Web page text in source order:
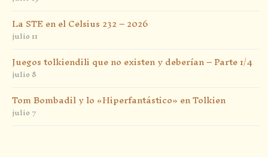
La STE en el Celsius 232 – 2026
julio 11
Juegos tolkiendili que no existen y deberían – Parte 1/4
julio 8
Tom Bombadil y lo «Hiperfantástico» en Tolkien
julio 7